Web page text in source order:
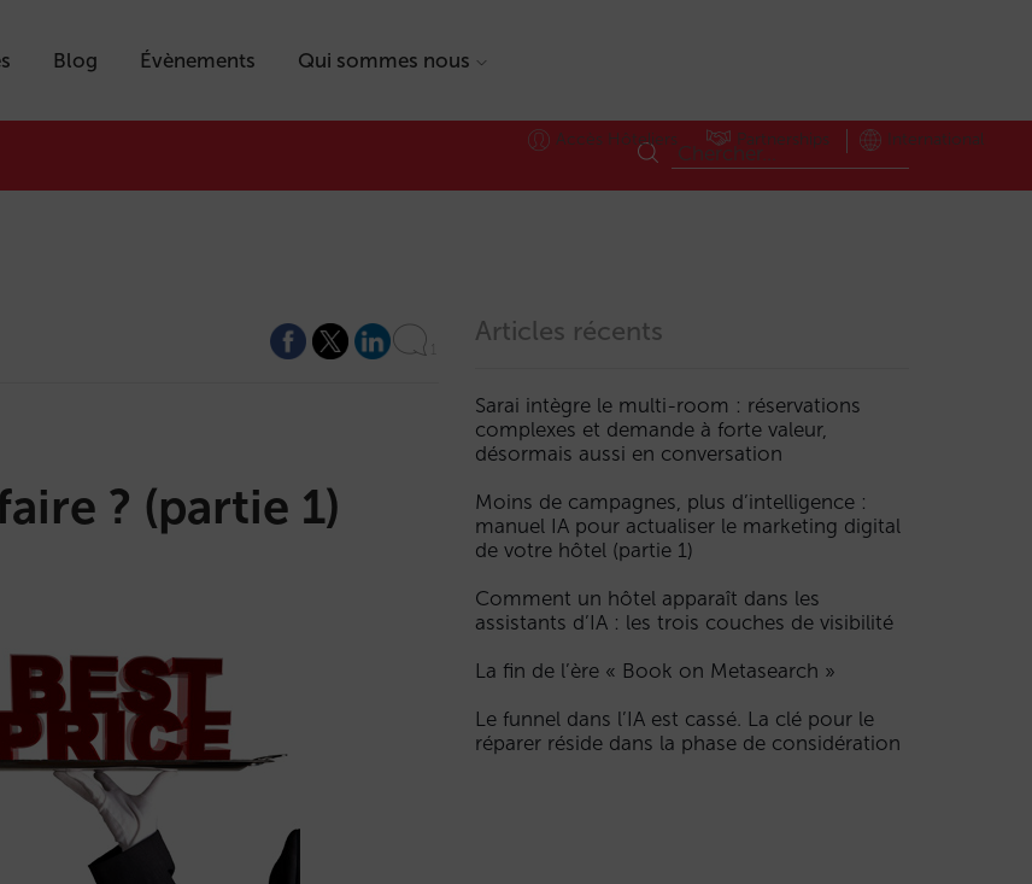
Blog Évènements Qui sommes nous
Accès Hôteliers Partnerships International
? (partie 1)
Articles récents
Sarai intègre le multi-room : réservations
complexes et demande à forte valeur,
désormais aussi en conversation
Moins de campagnes, plus d’intelligence :
manuel IA pour actualiser le marketing digital
de votre hôtel (partie 1)
Comment un hôtel apparaît dans les
assistants d’IA : les trois couches de visibilité
La fin de l’ère « Book on Metasearch »
Le funnel dans l’IA est cassé. La clé pour le
réparer réside dans la phase de considération